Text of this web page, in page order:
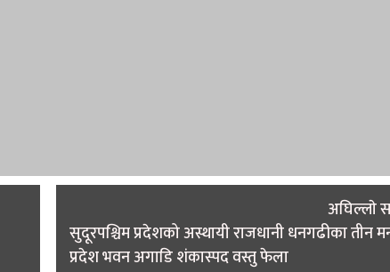
अघिल्लाे
सुदूरपश्चिम प्रदेशको अस्थायी राजधानी धनगढीका तीन
प्रदेश भवन अगाडि शंकास्पद वस्तु फेला